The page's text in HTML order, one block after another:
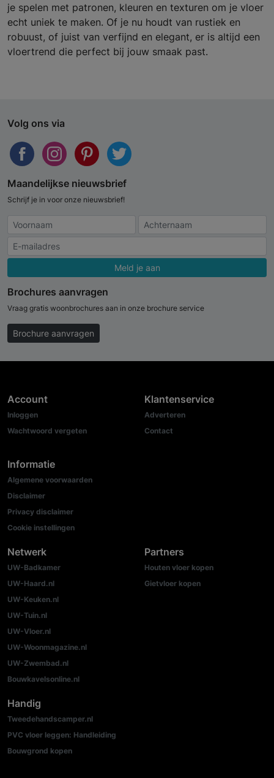
je spelen met patronen, kleuren en texturen om je vloer
echt uniek te maken. Of je nu houdt van rustiek en
robuust, of juist van verfijnd en elegant, er is altijd een
vloertrend die perfect bij jouw smaak past.
Volg ons via
Maandelijkse nieuwsbrief
Schrijf je in voor onze nieuwsbrief!
Meld je aan
Brochures aanvragen
Vraag gratis woonbrochures aan in onze brochure service
Brochure aanvragen
Account
Inloggen
Wachtwoord vergeten
Informatie
Algemene voorwaarden
Disclaimer
Privacy disclaimer
Cookie instellingen
Klantenservice
Adverteren
Contact
Netwerk
UW-Badkamer
UW-Haard.nl
UW-Keuken.nl
UW-Tuin.nl
UW-Vloer.nl
UW-Woonmagazine.nl
UW-Zwembad.nl
Bouwkavelsonline.nl
Partners
Houten vloer kopen
Gietvloer kopen
Handig
Tweedehandscamper.nl
PVC vloer leggen: Handleiding
Bouwgrond kopen